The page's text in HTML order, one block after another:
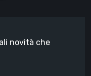
novità che